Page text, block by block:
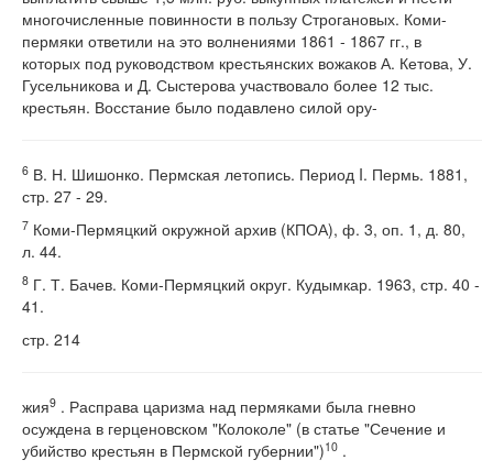
многочисленные повинности в пользу Строгановых. Коми-
пермяки ответили на это волнениями 1861 - 1867 гг., в
которых под руководством крестьянских вожаков А. Кетова, У.
Гусельникова и Д. Сыстерова участвовало более 12 тыс.
крестьян. Восстание было подавлено силой ору-
6 В. Н. Шишонко. Пермская летопись. Период I. Пермь. 1881,
стр. 27 - 29.
7 Коми-Пермяцкий окружной архив (КПОА), ф. 3, оп. 1, д. 80,
л. 44.
8 Г. Т. Бачев. Коми-Пермяцкий округ. Кудымкар. 1963, стр. 40 -
41.
стр. 214
жия9 . Расправа царизма над пермяками была гневно
осуждена в герценовском "Колоколе" (в статье "Сечение и
убийство крестьян в Пермской губернии")10 .